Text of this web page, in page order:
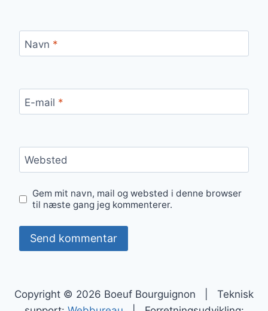
Navn *
E-mail *
Websted
Gem mit navn, mail og websted i denne browser
til næste gang jeg kommenterer.
Copyright © 2026 Boeuf Bourguignon | Teknisk